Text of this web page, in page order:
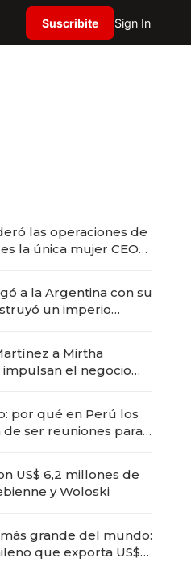
Suscribite Sign In
las operaciones de
la única mujer CEO
a la Argentina con su
un imperio
a Mirtha
el negocio
por qué en Perú los
de ser reuniones para
US$ 6,2 millones de
y Woloski
grande del mundo:
que exporta US$